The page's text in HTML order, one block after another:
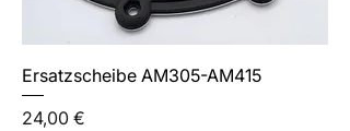
Ersatzscheibe AM305-AM415
Preis
24,00 €